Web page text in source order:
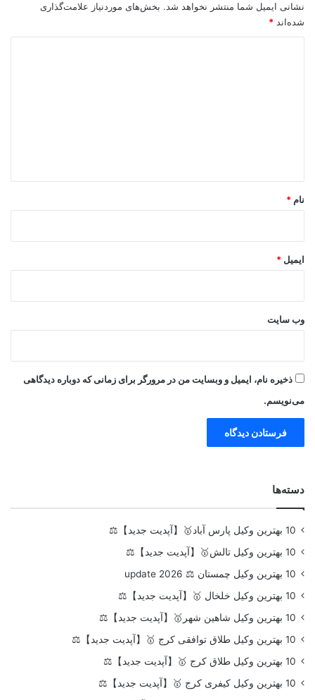
نشانی ایمیل شما منتشر نخواهد شد. بخش‌های موردنیاز علامت‌گذاری
شده‌اند *
نام *
ایمیل *
وب‌ سایت
ذخیره نام، ایمیل و وبسایت من در مرورگر برای زمانی که دوباره دیدگاهی
می‌نویسم.
دسته‌ها
10 بهترین وکیل پارس آباد🥇【آپدیت جدید】⚖️
10 بهترین وکیل تالش🥇【آپدیت جدید】⚖️
10 بهترین وکیل چمستان ⚖️ update 2026
10 بهترین وکیل خلخال 🥇【آپدیت جدید】⚖️
10 بهترین وکیل شاهین شهر🥇【آپدیت جدید】⚖️
10 بهترین وکیل طلاق توافقی کرج 🥇【آپدیت جدید】⚖️
10 بهترین وکیل طلاق کرج 🥇【آپدیت جدید】⚖️
10 بهترین وکیل کیفری کرج 🥇【آپدیت جدید】⚖️